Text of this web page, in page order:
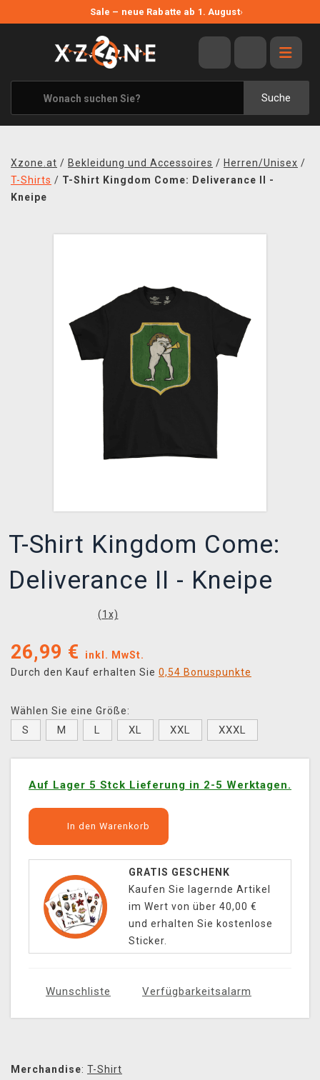
Sale – neue Rabatte ab 1. August›
Suche
ANGEBOTE
ALLE MARKEN
XZONE ORIGINALS
KLEIDUNG & ACCESSOIRES
BÜCHER & COMICS
XZONE CLUB
Xzone.at / Bekleidung und Accessoires / Herren/Unisex /
T-Shirts / T-Shirt Kingdom Come: Deliverance II -
Kneipe
T-Shirt Kingdom Come:
Deliverance II - Kneipe
(1 x)
26,99 €
inkl. MwSt.
Durch den Kauf erhalten Sie 0,54 Bonuspunkte
Wählen Sie eine Größe:
S M L XL XXL XXXL
Auf Lager 5 Stck Lieferung in 2-5 Werktagen.
In den Warenkorb
GRATIS GESCHENK
Kaufen Sie lagernde Artikel
im Wert von über 40,00 €
und erhalten Sie kostenlose
Sticker.
Wunschliste Verfügbarkeitsalarm
Merchandise: T-Shirt